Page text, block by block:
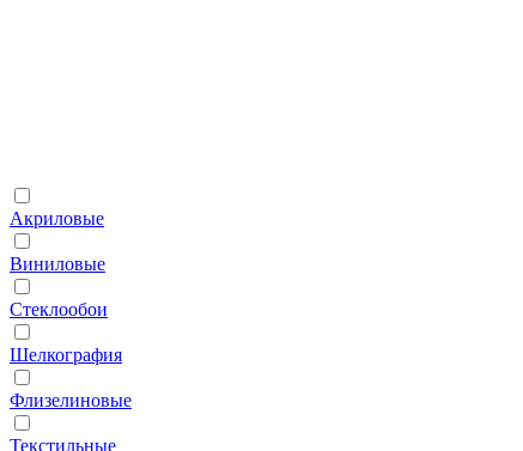
Акриловые
Виниловые
Стеклообои
Шелкография
Флизелиновые
Текстильные